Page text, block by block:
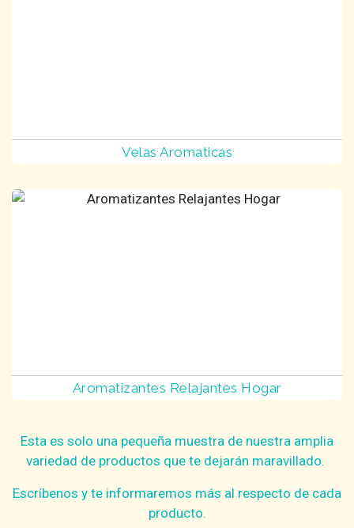
Velas Aromaticas
Aromatizantes Relajantes Hogar
Esta es solo una pequeña muestra de nuestra amplia
variedad de productos que te dejarán maravillado.
Escríbenos y te informaremos más al respecto de cada
producto.​